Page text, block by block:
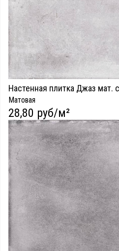
Настенная плитка Джаз мат.
Матовая
28,80 руб/м²